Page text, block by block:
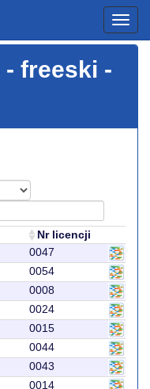
- freeski -
Nr licencji
0047
0054
0008
0024
0015
0044
0043
0014